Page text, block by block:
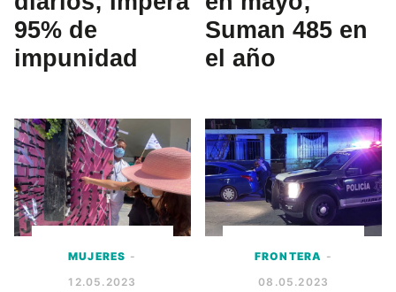
95% de
impunidad
Suman 485 en
el año
MUJERES -
12.05.2023
FRONTERA -
08.05.2023